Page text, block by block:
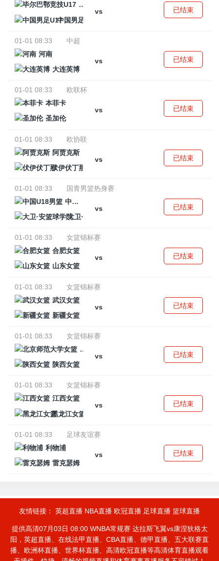
毕尔巴鄂竞技U17
vs
中国男足U17
已结束
01-01 08:33
中超
河南
vs
大连英博
已结束
01-01 08:33
欧联杯
本菲卡
vs
圣加伦
已结束
01-01 08:33
欧协联
阿贾克斯
vs
伏伊伏丁那
已结束
01-01 08:33
国青男篮热身赛
中国U18男篮
vs
大卫·安篮球学院
已结束
01-01 08:33
女篮锦标赛
合肥女篮
vs
山东女篮
已结束
01-01 08:33
女篮锦标赛
武汉女篮
vs
新疆女篮
已结束
01-01 08:33
女篮锦标赛
北京师范大学女篮
vs
陕西女篮
已结束
01-01 08:33
女篮锦标赛
江西女篮
vs
黑龙江女篮
已结束
01-01 08:33
足球友谊赛
利物浦
vs
雷克瑟姆
已结束
友情链接： 英超直播 NBA直播 欧冠直播 足球直播 篮球直播
提供高清07月03日 08:00 WNBA常规赛 达拉斯飞翼vs康涅狄格太
阳，英超直播、在线法甲直播、CBA直播、德甲直播、五大联赛直
播、欧洲杯直播、世界杯直播、高清欧冠直播等高清体育直播观看